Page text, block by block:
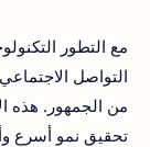
التواصل
من الجمهور. هذه
تحقيق نمو أسرع